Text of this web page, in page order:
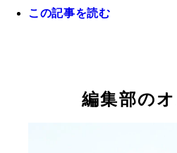
この記事を読む
編集部の